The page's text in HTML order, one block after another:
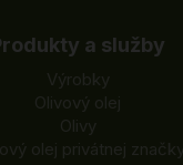
a služby
Výrobky
Olivový olej
Olivy
olej privátnej značky